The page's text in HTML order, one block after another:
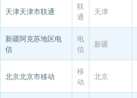
天津天津市联通
联
通
天津
新疆阿克苏地区电
信
电
信
新疆
北京北京市移动
移
动
北京